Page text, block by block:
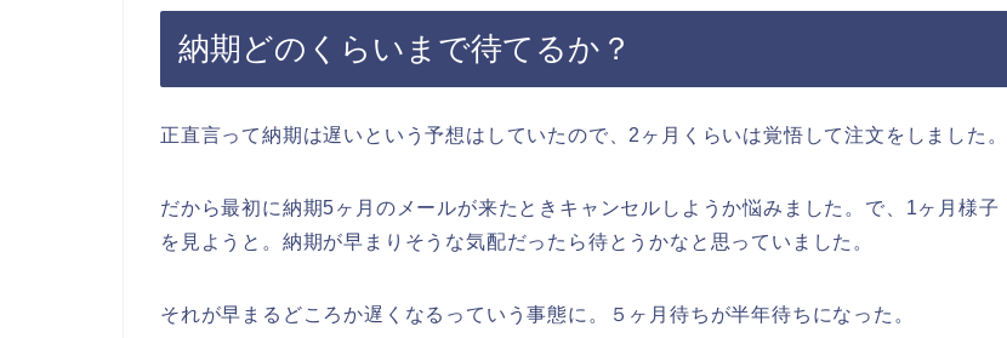
納期どのくらいまで待てるか？
正直言って納期は遅いという予想はしていたので、2ヶ月くらいは覚悟して注文をしました。
だから最初に納期5ヶ月のメールが来たときキャンセルしようか悩みました。で、1ヶ月様子
を見ようと。納期が早まりそうな気配だったら待とうかなと思っていました。
それが早まるどころか遅くなるっていう事態に。５ヶ月待ちが半年待ちになった。